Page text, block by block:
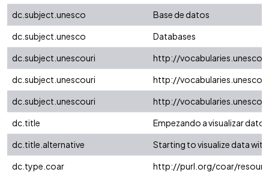
dc.subject.unesco
Base de datos
dc.subject.unesco
Databases
dc.subject.unescouri
http://
dc.subject.unescouri
http://
dc.subject.unescouri
http://
dc.title
Empezando a visualizar
dc.title.alternative
Starting to visualize data
dc.type.coar
http://purl.org/coar/